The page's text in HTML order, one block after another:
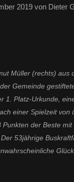
2019 von Dieter
Müller (rechts) aus
Gemeinde
1. Platz-Urkunde,
einer Spielzeit von
der Beste
53jährige